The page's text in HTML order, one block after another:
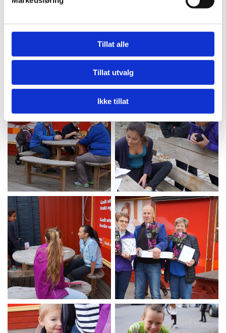
Tillat alle
Tillat utvalg
Ikke tillat